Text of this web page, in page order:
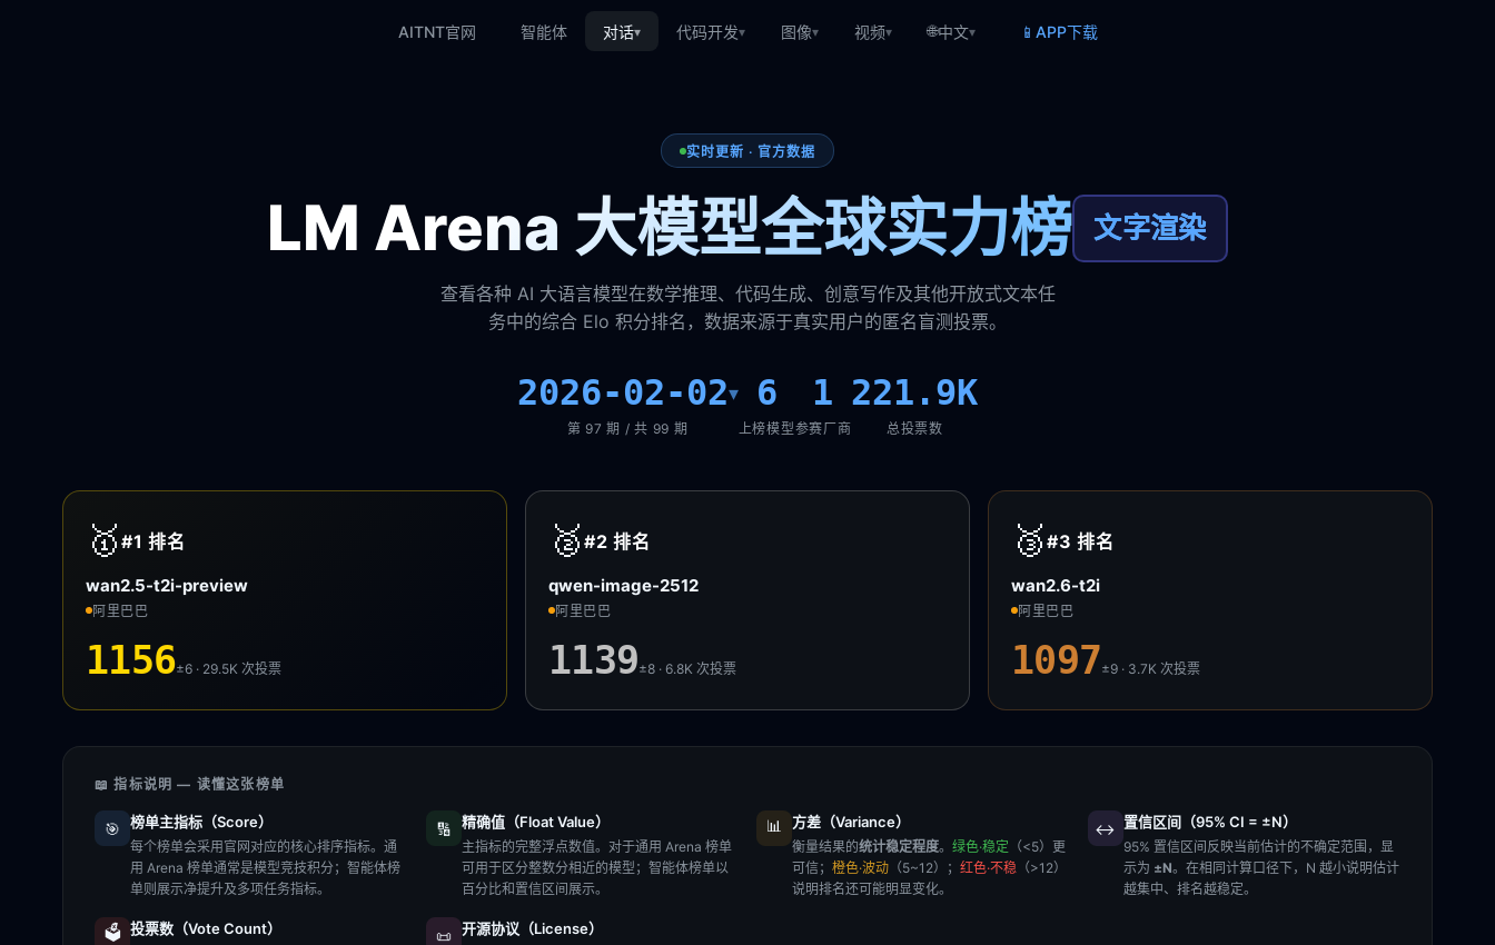
AITNT官网 智能体 对话▾ 代码开发▾ 图像▾ 视频▾ 🌐中文▾ 📱 APP下载
实时更新 · 官方数据
LM Arena 大模型全球实力榜 文字渲染
查看各种 AI 大语言模型在数学推理、代码生成、创意写作及其他开放式文本任
务中的综合 Elo 积分排名，数据来源于真实用户的匿名盲测投票。
2026-02-02▾
第 97 期 / 共 99 期
6
上榜模型
1
参赛厂商
221.9K
总投票数
🥇 #1排名
wan2.5-t2i-preview
阿里巴巴
1156±6 · 29.5K次投票
🥈 #2排名
qwen-image-2512
阿里巴巴
1139±8 · 6.8K次投票
🥉 #3排名
wan2.6-t2i
阿里巴巴
1097±9 · 3.7K次投票
📖 指标说明 — 读懂这张榜单
🎯 榜单主指标（Score）
每个榜单会采用官网对应的核心排序指标。通
用 Arena 榜单通常是模型竞技积分；智能体榜
单则展示净提升及多项任务指标。
🔢 精确值（Float Value）
主指标的完整浮点数值。对于通用 Arena 榜单
可用于区分整数分相近的模型；智能体榜单以
百分比和置信区间展示。
📊 方差（Variance）
衡量结果的统计稳定程度。 绿色·稳定 （<5）更
可信； 橙色·波动 （5~12）； 红色·不稳 （>12）
说明排名还可能明显变化。
↔️ 置信区间（95% CI = ±N）
95% 置信区间反映当前估计的不确定范围，显
示为 ±N。在相同计算口径下，N 越小说明估计
越集中、排名越稳定。
🗳️ 投票数（Vote Count） 📜 开源协议（License）